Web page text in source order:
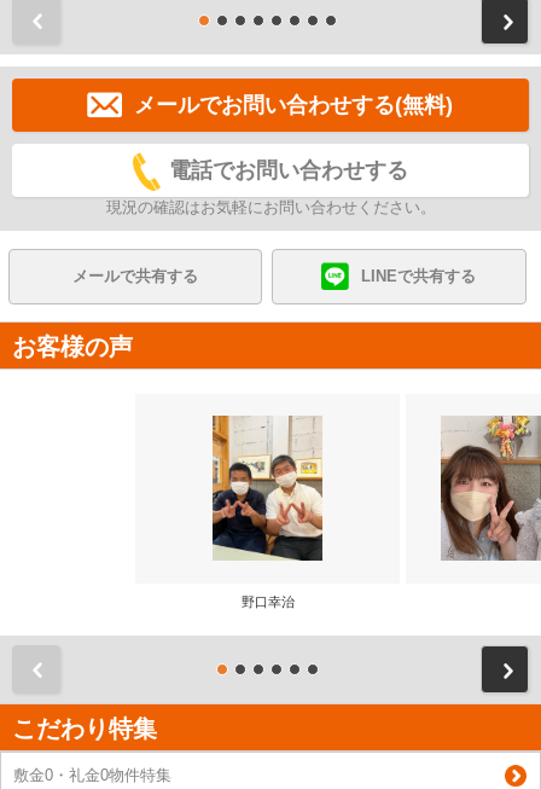
メールでお問い合わせする(無料)
電話でお問い合わせする
現況の確認はお気軽にお問い合わせください。
メールで共有する LINEで共有する
お客様の声
野口幸治
こだわり特集
敷金0・礼金0物件特集